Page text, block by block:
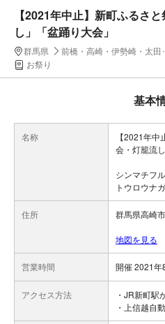
【2021年中止】新町ふるさ
し」「盆踊り大会」
群馬県
前橋・高崎・伊勢崎・太田
お祭り
基本
名称
【2021年
会・灯籠流
シンマチフ
トウロウナ
住所 群馬県高崎市
地図を見る
営業時間 開催 2021年
アクセス方法
・JR新町駅
・上信越自